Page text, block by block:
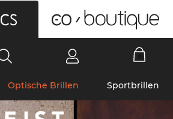
Optische Brillen Sportbrillen